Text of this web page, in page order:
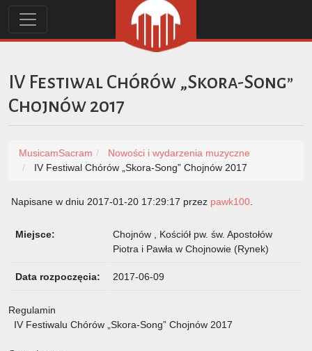
IV Festiwal Chórów „Skora-Song”
Chojnów 2017
MusicamSacram
Nowości i wydarzenia muzyczne
IV Festiwal Chórów „Skora-Song” Chojnów 2017
Napisane w dniu 2017-01-20 17:29:17 przez pawk100
Miejsce:
Chojnów , Kościół pw. św. Apostołów
Piotra i Pawła w Chojnowie (Rynek)
Data rozpoczęcia: 2017-06-09
Regulamin
IV Festiwalu Chórów „Skora-Song” Chojnów 2017